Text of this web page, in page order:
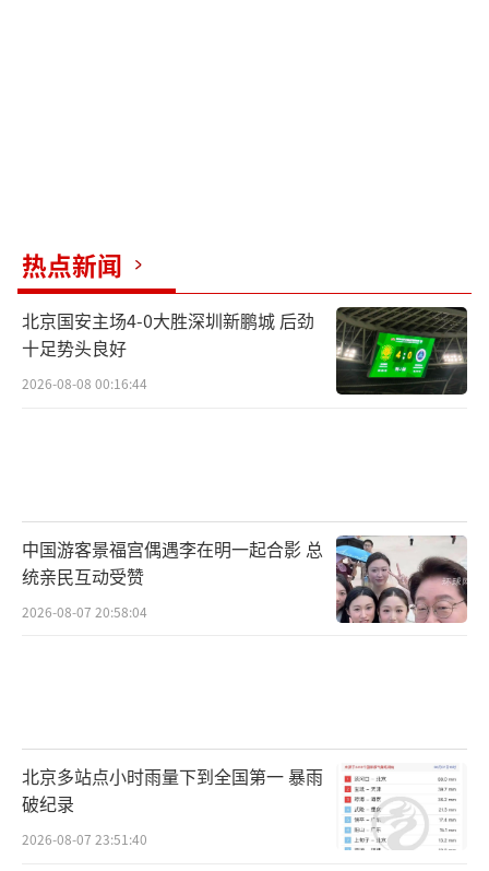
热点新闻
北京国安主场4-0大胜深圳新鹏城 后劲
十足势头良好
2026-08-08 00:16:44
中国游客景福宫偶遇李在明一起合影 总
统亲民互动受赞
2026-08-07 20:58:04
北京多站点小时雨量下到全国第一 暴雨
破纪录
2026-08-07 23:51:40